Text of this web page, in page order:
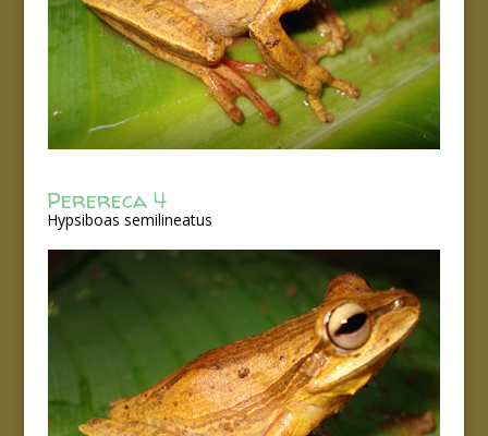
Perereca 4
Hypsiboas semilineatus